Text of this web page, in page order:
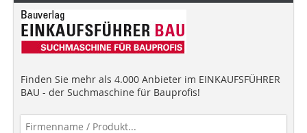
Finden Sie mehr als 4.000 Anbieter im EINKAUFSFÜHRER
BAU - der Suchmaschine für Bauprofis!